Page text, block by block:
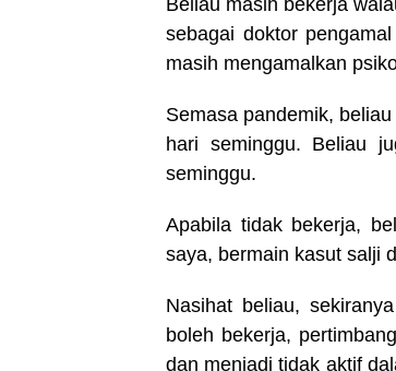
Beliau masih bekerja
sebagai doktor
masih mengamalkan
Semasa pandemik,
hari seminggu. Beliau
seminggu.
Apabila tidak bekerja,
saya, bermain kasut salji
Nasihat beliau,
boleh bekerja,
dan menjadi tidak aktif